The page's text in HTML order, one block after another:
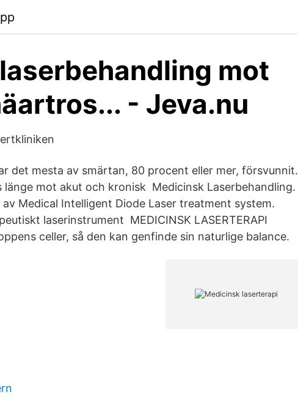
mot
- Jeva.nu
det mesta av smärtan, 80 procent eller mer, försvunnit.
länge mot akut och kronisk Medicinsk Laserbehandling.
Medical Intelligent Diode Laser treatment system.
laserinstrument MEDICINSK LASERTERAPI
celler, så den kan genfinde sin naturlige balance.